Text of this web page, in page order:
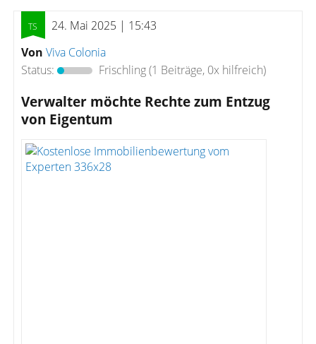
24. Mai 2025 | 15:43
Von Viva Colonia
Status:
Frischling(1 Beiträge, 0x hilfreich)
Verwalter möchte Rechte zum Entzug
von Eigentum